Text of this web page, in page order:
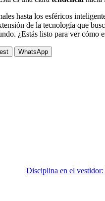
hasta los esféricos
de la tecnología que
¿Estás listo para ver cómo
WhatsApp
Disciplina en el